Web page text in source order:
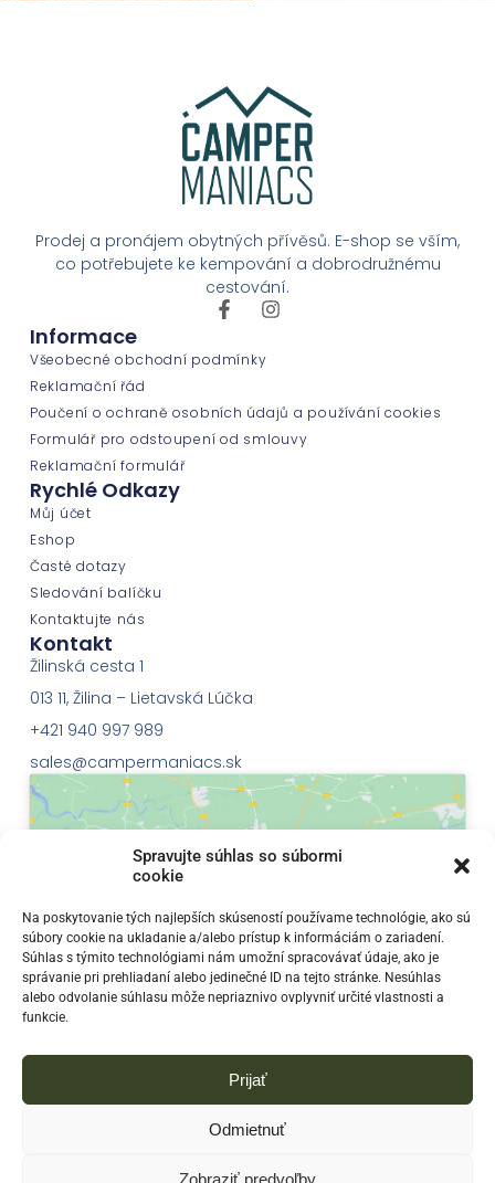
Spravujte súhlas so súbormi
cookie
Na poskytovanie tých najlepších skúseností používame technológie, ako sú
súbory cookie na ukladanie a/alebo prístup k informáciám o zariadení.
Súhlas s týmito technológiami nám umožní spracovávať údaje, ako je
správanie pri prehliadaní alebo jedinečné ID na tejto stránke. Nesúhlas
alebo odvolanie súhlasu môže nepriaznivo ovplyvniť určité vlastnosti a
funkcie.
Prijať
Odmietnuť
Zobraziť predvoľby
Prodej a pronájem obytných přívěsů. E-shop se vším,
co potřebujete ke kempování a dobrodružnému
cestování.
Informace
Všeobecné obchodní podmínky
Reklamační řád
Poučení o ochraně osobních údajů a používání cookies
Formulář pro odstoupení od smlouvy
Reklamační formulář
Rychlé Odkazy
Můj účet
Eshop
Časté dotazy
Sledování balíčku
Kontaktujte nás
Kontakt
Žilinská cesta 1
013 11, Žilina – Lietavská Lúčka
+421 940 997 989
sales@campermaniacs.sk
Klepnutím přijměte marketingové soubory
cookie a povolte tento obsah